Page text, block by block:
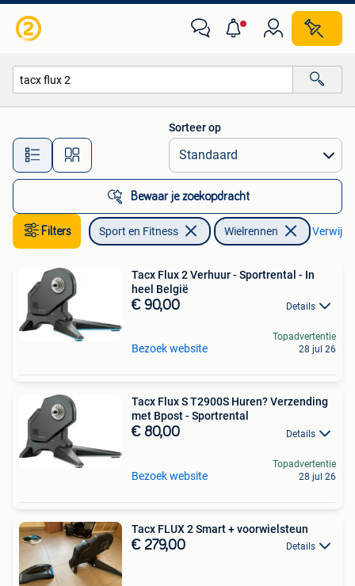
Alle afstanden…
Sorteer op
Bewaar je zoekopdracht
Filters Sport en Fitness Wielrennen
Tacx Flux 2 Verhuur - Sportrental - In
heel België
€ 90,00 Details
Bezoek website
Topadvertentie
28 jul 26
Tacx Flux S T2900S Huren? Verzending
met Bpost - Sportrental
€ 80,00 Details
Bezoek website
Topadvertentie
28 jul 26
Tacx FLUX 2 Smart + voorwielsteun
€ 279,00 Details